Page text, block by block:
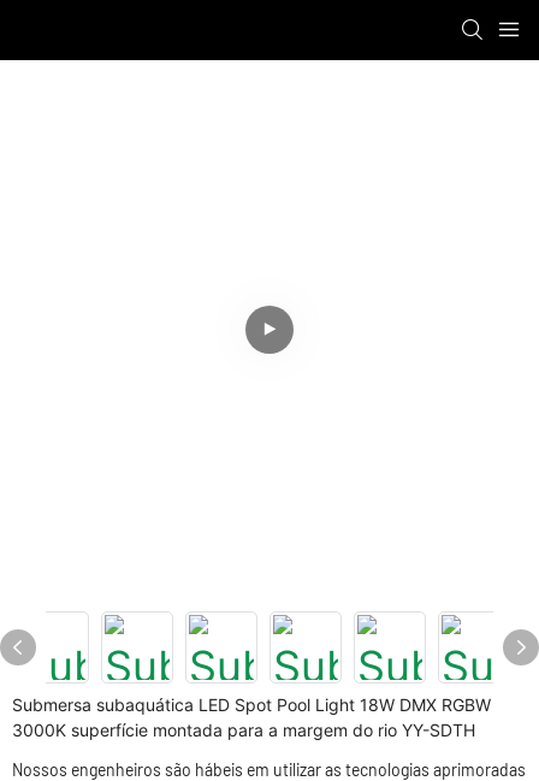
Submersa subaquática LED Spot Pool Light 18W DMX RGBW
3000K superfície montada para a margem do rio YY-SDTH
Nossos engenheiros são hábeis em utilizar as tecnologias aprimoradas